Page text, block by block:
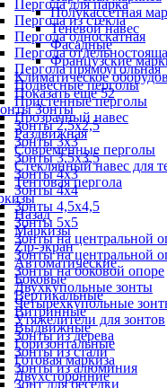
Полукассетная
Теневой навес
Фасадные
Французские
Климатическое
Показать ещё 52
Зонты
Зонты 2,5х2,5
Зонты 3х3
Зонты 3,5х3,5
Зонты 4х3
Зонты 4х4
Зонты 4,5х4,5
Зонты 5х5
Зонты на центральной
Зонты на центральной
Зонты на боковой опоре
Двухкупольные зонты
Четырехкупольные
Утяжелители для зонтов
Зонты из дерева
Зонты из стали
Зонты из алюминия
Зонт для беседки
Пергола для парка
Пергола из стекла
Пергола односкатная
Пергола
Пергола прямоугольная
Подвесные перголы
Пристенные перголы
Прозрачный навес
Раздвижная
Современные перголы
Стеклянный навес для
Тентовая пергола
Назад
Маркизы
Zip-экран
Автоматические
Боковые
Вертикальные
Витринные
Выдвижные
Горизонтальные
Готовая маркиза
Двухсторонние